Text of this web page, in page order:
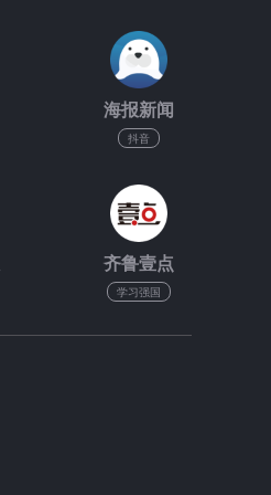
海报新闻
抖音
齐鲁壹点
学习强国